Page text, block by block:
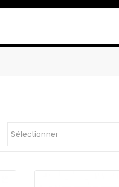
Sélectionner